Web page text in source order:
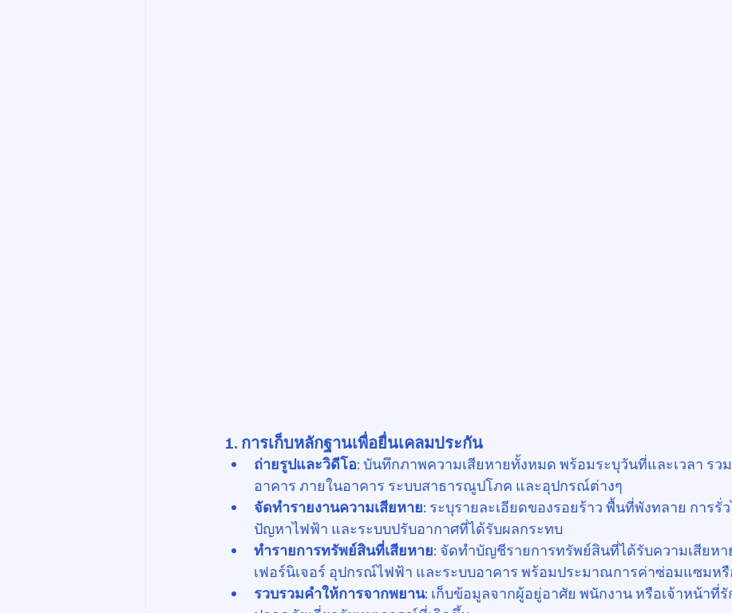
1. การเก็บหลักฐานเพื่อยื่นเคลมประกัน
ถ่ายรูปและวิดีโอ: บันทึกภาพความเสียหายทั้งหมด พร้อมระบุวันที่และเวลา รว
อาคาร ภายในอาคาร ระบบสาธารณูปโภค และอุปกรณ์ต่างๆ
จัดทำรายงานความเสียหาย: ระบุรายละเอียดของรอยร้าว พื้นที่พังทลาย การรั่
ปัญหาไฟฟ้า และระบบปรับอากาศที่ได้รับผลกระทบ
ทำรายการทรัพย์สินที่เสียหาย: จัดทำบัญชีรายการทรัพย์สินที่ได้รับความเสียหา
เฟอร์นิเจอร์ อุปกรณ์ไฟฟ้า และระบบอาคาร พร้อมประมาณการค่าซ่อมแซมหรื
รวบรวมคำให้การจากพยาน: เก็บข้อมูลจากผู้อยู่อาศัย พนักงาน หรือเจ้าหน้าที่